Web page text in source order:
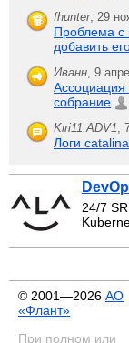
fhunter, 29
Проблема с
добавить
Иванн, 9
собрание
Kiri11.ADV1,
Логи
24/7
© 2001—2026 АО
«Флант»
При полном или